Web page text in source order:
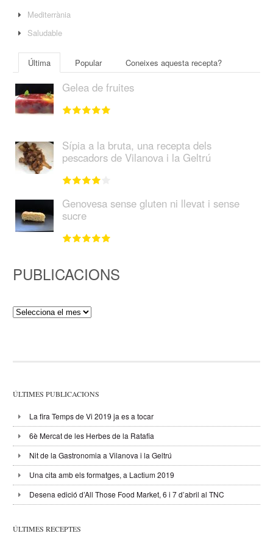
Mediterrània
Saludable
Última Popular Coneixes aquesta recepta?
Gelea de fruites
Sípia a la bruta, una recepta dels
pescadors de Vilanova i la Geltrú
Genovesa sense gluten ni llevat i sense
sucre
PUBLICACIONS
Publicacions
ÚLTIMES PUBLICACIONS
La fira Temps de Vi 2019 ja es a tocar
6è Mercat de les Herbes de la Ratafia
Nit de la Gastronomia a Vilanova i la Geltrú
Una cita amb els formatges, a Lactium 2019
Desena edició d’All Those Food Market, 6 i 7 d’abril al TNC
ÚLTIMES RECEPTES